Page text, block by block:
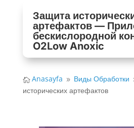
Защита
артефактов —
бескислородной
O2Low Anoxic
 Anasayfa 9 Виды Обработки
исторических артефактов